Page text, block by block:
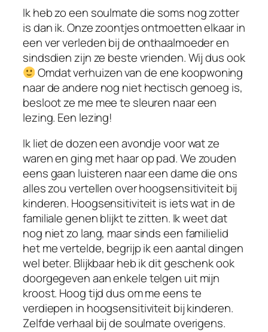
Ik heb zo een soulmate die soms nog zotter
is dan ik. Onze zoontjes ontmoetten elkaar in
een ver verleden bij de onthaalmoeder en
sindsdien zijn ze beste vrienden. Wij dus ook
Omdat verhuizen van de ene koopwoning
naar de andere nog niet hectisch genoeg is,
besloot ze me mee te sleuren naar een
lezing. Een lezing!
Ik liet de dozen een avondje voor wat ze
waren en ging met haar op pad. We zouden
eens gaan luisteren naar een dame die ons
alles zou vertellen over hoogsensitiviteit bij
kinderen. Hoogsensitiviteit is iets wat in de
familiale genen blijkt te zitten. Ik weet dat
nog niet zo lang, maar sinds een familielid
het me vertelde, begrijp ik een aantal dingen
wel beter. Blijkbaar heb ik dit geschenk ook
doorgegeven aan enkele telgen uit mijn
kroost. Hoog tijd dus om me eens te
verdiepen in hoogsensitiviteit bij kinderen.
Zelfde verhaal bij de soulmate overigens.